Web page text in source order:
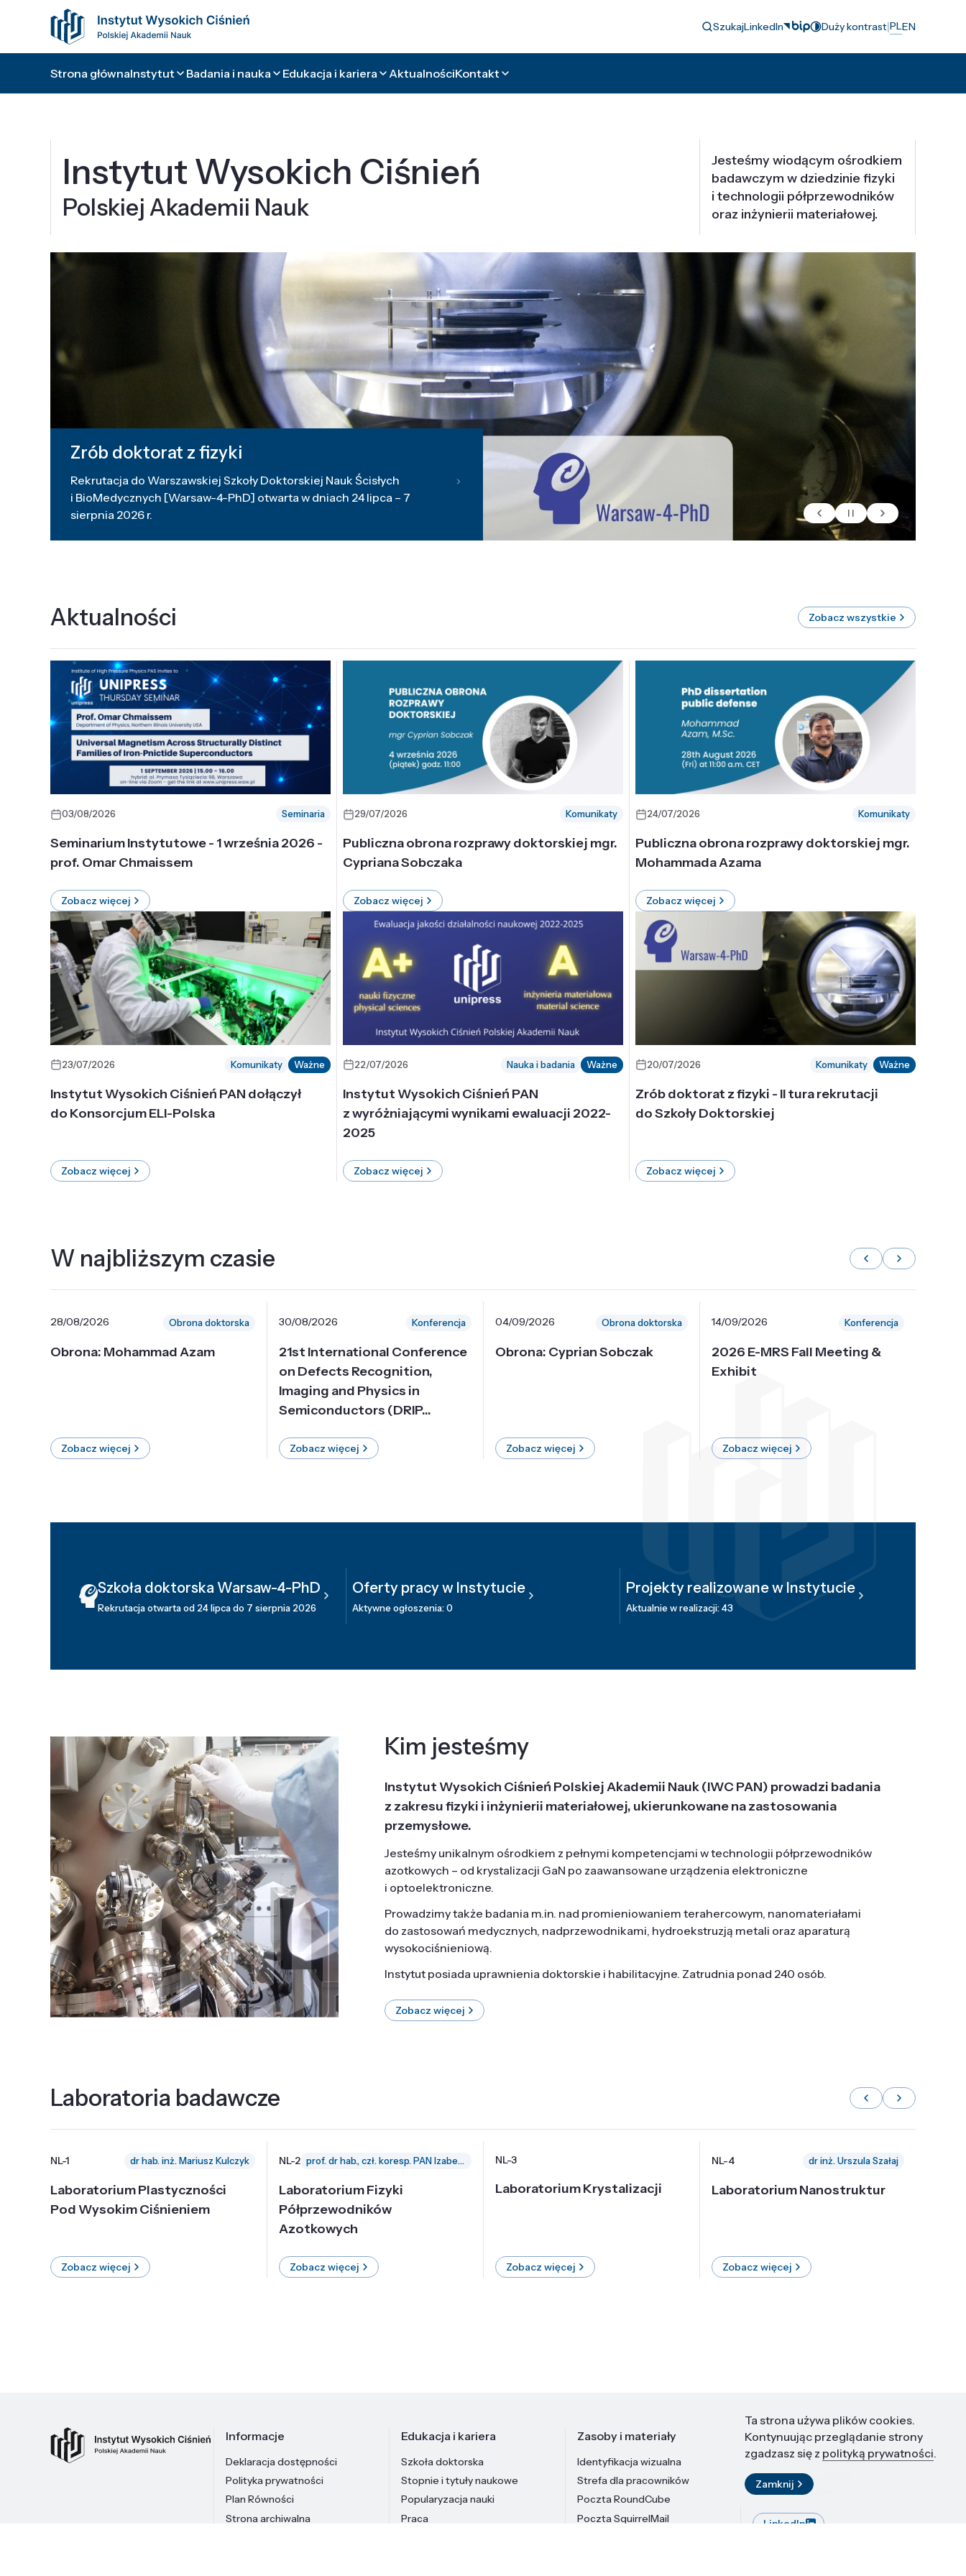
SzukajLinkedIn Duży kontrast|PLEN
Strona głównaInstytut Badania i nauka Edukacja i kariera AktualnościKontakt
Instytut Wysokich Ciśnień
Polskiej Akademii Nauk
Jesteśmy wiodącym ośrodkiem
badawczym w dziedzinie fizyki
i technologii półprzewodników
oraz inżynierii materiałowej.
Zrób doktorat z fizyki
Rekrutacja do Warszawskiej Szkoły Doktorskiej Nauk Ścisłych
i BioMedycznych [Warsaw-4-PhD] otwarta w dniach 24 lipca – 7
sierpnia 2026 r.
Aktualności Zobacz wszystkie
03/08/2026 Seminaria
Seminarium Instytutowe - 1 września 2026 -
prof. Omar Chmaissem
Zobacz więcej
29/07/2026 Komunikaty
Publiczna obrona rozprawy doktorskiej mgr.
Cypriana Sobczaka
Zobacz więcej
24/07/2026 Komunikaty
Publiczna obrona rozprawy doktorskiej mgr.
Mohammada Azama
Zobacz więcej
23/07/2026 Komunikaty Ważne
Instytut Wysokich Ciśnień PAN dołączył
do Konsorcjum ELI-Polska
Zobacz więcej
22/07/2026 Nauka i badania Ważne
Instytut Wysokich Ciśnień PAN
z wyróżniającymi wynikami ewaluacji 2022-
2025
Zobacz więcej
20/07/2026 Komunikaty Ważne
Zrób doktorat z fizyki - II tura rekrutacji
do Szkoły Doktorskiej
Zobacz więcej
W najbliższym czasie
28/08/2026 Obrona doktorska
Obrona: Mohammad Azam
Zobacz więcej
30/08/2026 Konferencja
21st International Conference
on Defects Recognition,
Imaging and Physics in
Semiconductors (DRIP...
Zobacz więcej
04/09/2026 Obrona doktorska
Obrona: Cyprian Sobczak
Zobacz więcej
14/09/2026 Konferencja
2026 E-MRS Fall Meeting &
Exhibit
Zobacz więcej
Szkoła doktorska Warsaw-4-PhD
Rekrutacja otwarta od 24 lipca do 7 sierpnia 2026
Oferty pracy w Instytucie
Aktywne ogłoszenia: 0
Projekty realizowane w Instytucie
Aktualnie w realizacji: 43
Kim jesteśmy
Instytut Wysokich Ciśnień Polskiej Akademii Nauk (IWC PAN) prowadzi badania
z zakresu fizyki i inżynierii materiałowej, ukierunkowane na zastosowania
przemysłowe.
Jesteśmy unikalnym ośrodkiem z pełnymi kompetencjami w technologii półprzewodników
azotkowych – od krystalizacji GaN po zaawansowane urządzenia elektroniczne
i optoelektroniczne.
Prowadzimy także badania m.in. nad promieniowaniem terahercowym, nanomateriałami
do zastosowań medycznych, nadprzewodnikami, hydroekstruzją metali oraz aparaturą
wysokociśnieniową.
Instytut posiada uprawnienia doktorskie i habilitacyjne. Zatrudnia ponad 240 osób.
Zobacz więcej
Laboratoria badawcze
NL-1 dr hab. inż. Mariusz Kulczyk
Laboratorium Plastyczności
Pod Wysokim Ciśnieniem
Zobacz więcej
NL-2 prof. dr hab., czł. koresp. PAN Izabella Grzegory
Laboratorium Fizyki
Półprzewodników
Azotkowych
Zobacz więcej
NL-3
Laboratorium Krystalizacji
Zobacz więcej
NL-4 dr inż. Urszula Szałaj
Laboratorium Nanostruktur
Zobacz więcej
Informacje
Deklaracja dostępności
Polityka prywatności
Plan Równości
Strona archiwalna
Edukacja i kariera
Szkoła doktorska
Stopnie i tytuły naukowe
Popularyzacja nauki
Praca
Zasoby i materiały
Identyfikacja wizualna
Strefa dla pracowników
Poczta RoundCube
Poczta SquirrelMail
Kontakt
Instytut Wysokich Ciśnień PAN
ul. Sokołowska 29/37
01-142 Warszawa
LinkedIn
Ta strona używa plików cookies.
Kontynuując przeglądanie strony
zgadzasz się z polityką prywatności.
Zamknij